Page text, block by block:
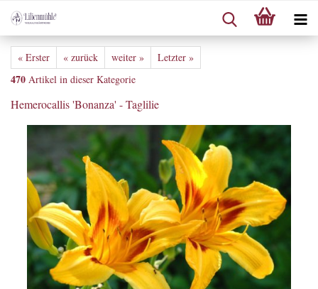
« Erster « zurück weiter » Letzter »
470 Artikel in dieser Kategorie
Hemerocallis 'Bonanza' - Taglilie